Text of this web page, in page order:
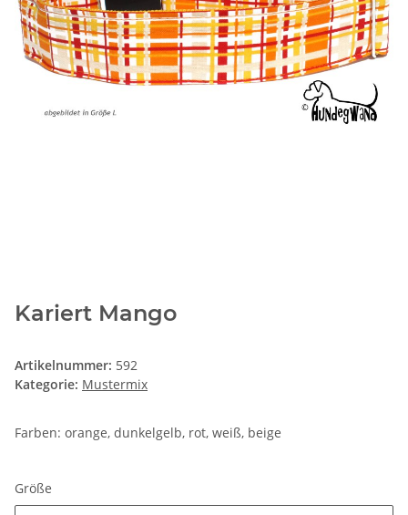
Kariert Mango
Artikelnummer: 592
Kategorie: Mustermix
Farben: orange, dunkelgelb, rot, weiß, beige
Größe